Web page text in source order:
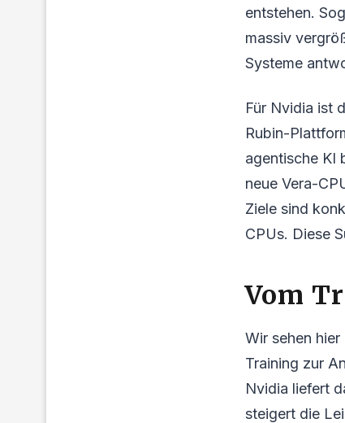
entstehen.
massiv
Systeme
Für Nvidia ist
Rubin-
agentische KI
neue Vera-
Ziele sind
CPUs. Diese
Vom
Wir sehen
Training zur
Nvidia liefert
steigert die